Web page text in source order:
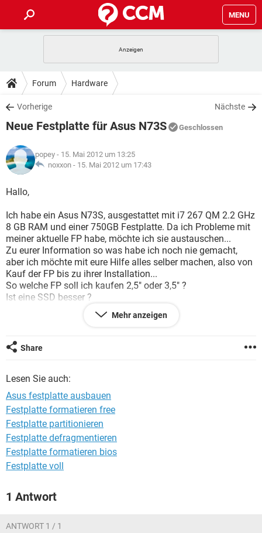
MENU
ANDROID
WINDOWS 10
WHATSAPP TIKTOK
FACEBOOK
TIPPS & TRICKS
SPIELE
WHATSAPP
FACEBOOK
DOWNLOADS
SPIELE STREAMING
ANDROID
WINDOWS 10 INSTAGRAM
WHATSAPP
SPIELE
ANDROID
WINDOWS 10
WHATSAPP TIKTOK
FACEBOOK HARDWARE
LEXIKON
SPIELE
WINDOWS 10 INSTAGRAM
WHATSAPP TIKTOK
FACEBOOK HARDWARE
Forum Hardware
Vorherige Nächste
Neue Festplatte für Asus N73S Geschlossen
popey - 15. Mai 2012 um 13:25
noxxon - 15. Mai 2012 um 17:43
Hallo,
Ich habe ein Asus N73S, ausgestattet mit i7 267 QM 2.2 GHz
8 GB RAM und einer 750GB Festplatte. Da ich Probleme mit
meiner aktuelle FP habe, möchte ich sie austauschen...
Zu eurer Information so was habe ich noch nie gemacht,
aber ich möchte mit eure Hilfe alles selber machen, also von
Kauf der FP bis zu ihrer Installation...
So welche FP soll ich kaufen 2,5" oder 3,5" ?
Ist eine SSD besser ?
Also jungs was könnt ihr alles empfehlen ....
Windows 7 / Firefox 12.0
Mehr anzeigen
Share
Lesen Sie auch:
Asus festplatte ausbauen
Festplatte formatieren free
Festplatte partitionieren
Festplatte defragmentieren
Festplatte formatieren bios
Festplatte voll
1 Antwort
ANTWORT 1 / 1